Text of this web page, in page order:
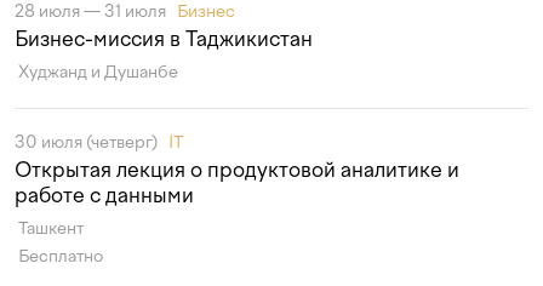
28 июля — 31 июля Бизнес
Бизнес-миссия в Таджикистан
Худжанд и Душанбе
30 июля (четверг) IT
Открытая лекция о продуктовой аналитике и
работе с данными
Ташкент
Бесплатно